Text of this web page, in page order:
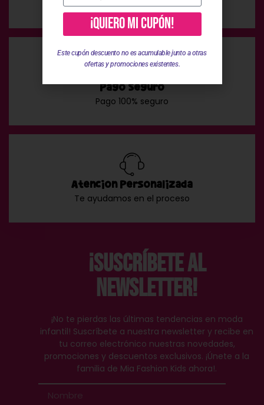
En compras superiores a 49 €
Pago Seguro
Pago 100% seguro
Atención Personalizada
Te ayudamos en el proceso
¡Suscríbete al
Newsletter!
¡No te pierdas las últimas tendencias en moda
infantil! Suscríbete a nuestra newsletter y recibe en
tu correo electrónico nuestras novedades,
promociones y descuentos exclusivos. ¡Únete a la
familia de Mia Fashion Kids ahora!.
¡QUIERO MI CUPÓN!
Este cupón descuento no es acumulable junto a otras
ofertas y promociones existentes.